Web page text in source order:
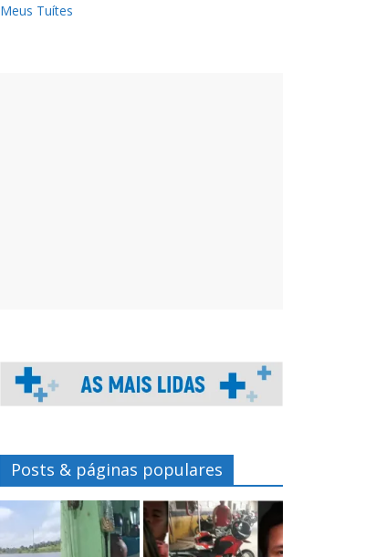
Meus Tuítes
Posts & páginas populares